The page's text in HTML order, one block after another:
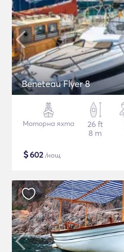
Beneteau Flyer 8
Моторна яхта
26 ft
8 m
$602/нощ